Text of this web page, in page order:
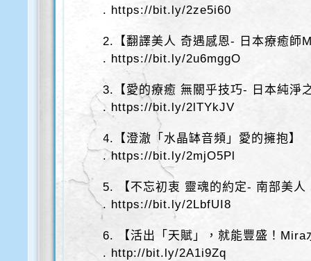
. https://bit.ly/2ze5i60
2.【翻譯美人 奇遇感恩- 日本療癒師
. https://bit.ly/2u6mggO
3.【愛的療癒 無關乎技巧- 日本純淨
. https://bit.ly/2lTYkJV
4.【澄澈「水晶缽音頻」愛的擁抱】
. https://bit.ly/2mjO5Pl
5. 【不忘初衷 靈魂的約定- 南部美人
. https://bit.ly/2LbfUI8
6. 【活出「天賦」，就能豐盛！Mira
. http://bit.ly/2A1i9Zq